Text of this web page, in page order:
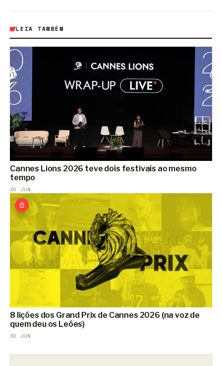
LEIA TAMBÉM
Cannes Lions 2026 teve dois festivais ao mesmo
tempo
30 JUN
8 lições dos Grand Prix de Cannes 2026 (na voz de
quem deu os Leões)
30 JUN